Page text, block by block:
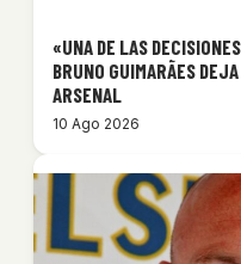
«UNA DE LAS
BRUNO GUIMARÃES
ARSENAL
10 Ago 2026